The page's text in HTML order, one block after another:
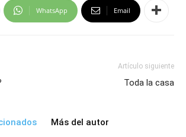
WhatsApp Email
Artículo siguiente
Toda la casa
Más del autor